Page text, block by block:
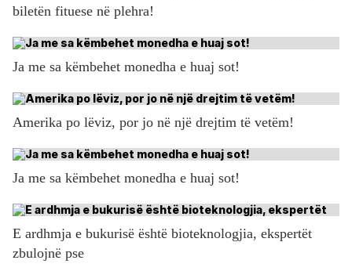
biletën fituese në plehra!
Ja me sa këmbehet monedha e huaj sot!
Amerika po lëviz, por jo në një drejtim të vetëm!
Ja me sa këmbehet monedha e huaj sot!
E ardhmja e bukurisë është bioteknologjia, ekspertët
zbulojnë pse